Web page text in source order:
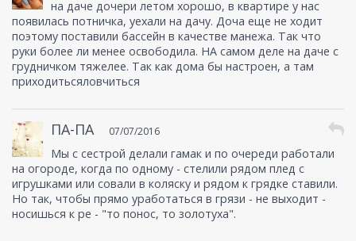
на даче дочери летом хорошо, в квартире у нас
появилась потничка, уехали на дачу. Доча еще не ходит
поэтому поставили бассейн в качестве манежа. Так что
руки более ли менее освободила. НА самом деле на даче с
грудничком тяжелее. Так как дома бы настроен, а там
приходитьсяловчиться
ПА-ПА 07/07/2016
Мы с сестрой делали гамак и по очереди работали
на огороде, когда по одному - стелили рядом плед с
игрушками или совали в коляску и рядом к грядке ставили.
Но так, чтобы прямо уработаться в грязи - не выходит -
носишься к ре - "то понос, то золотуха".